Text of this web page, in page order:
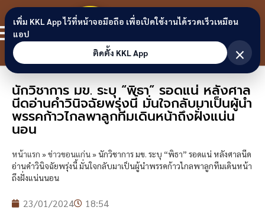
Skip to content
ขอนแก่น
ลิงก์
นักวิชาการ มข. ระบุ “พิธา” รอดแน่ หลังศาล
นีดอ่านคำวินิจฉัยพรุ่งนี้ มั่นใจกลับมาเป็นผู้นำ
พรรคก้าวไกลพาลูกทีมเดินหน้าถึงฝั่งแน่น
นอน
หน้าแรก »ข่าวขอนแก่น» นักวิชาการ มข. ระบุ “พิธา” รอดแน่ หลังศาลนีด
อ่านคำวินิจฉัยพรุ่งนี้ มั่นใจกลับมาเป็นผู้นำพรรคก้าวไกลพาลูกทีมเดินหน้า
ถึงฝั่งแน่นนอน
23/01/2024 18:54
เพิ่ม KKL App ไว้ที่หน้าจอมือถือ เพื่อเปิดใช้งานได้รวดเร็วเหมือน
แอป
ติดตั้ง KKL App
×